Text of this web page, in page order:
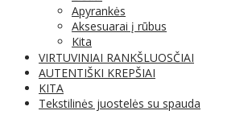
Apyrankės
Aksesuarai į rūbus
Kita
VIRTUVINIAI RANKŠLUOSČIAI
AUTENTIŠKI KREPŠIAI
KITA
Tekstilinės juostelės su spauda